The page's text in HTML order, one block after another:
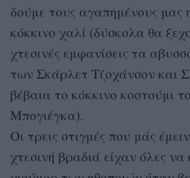
δούμε τους αγαπημένους μας
κόκκινο χαλί (δύσκολα θα
χτεσινές εμφανίσεις τα
των Σκάρλετ Τζοχάνσον και
βέβαια το κόκκινο κοστούμι
Μπογιέγκα).
Οι τρεις στιγμές που μάς
χτεσινή βραδιά είχαν όλες